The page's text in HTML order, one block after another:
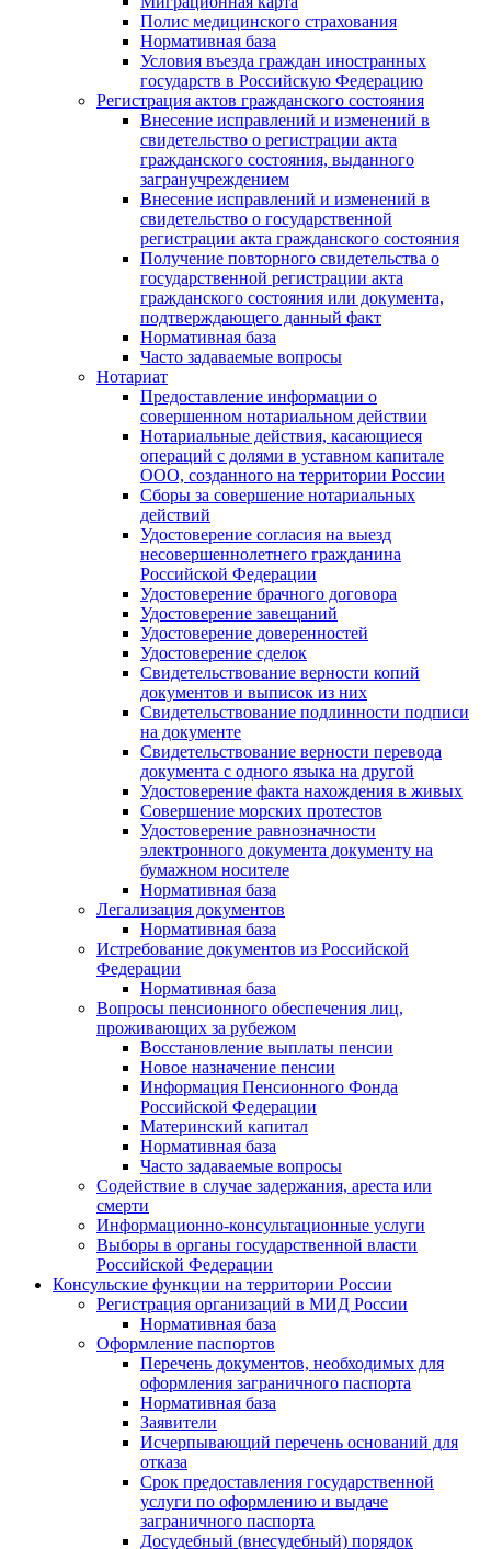
Полис медицинского страхования
Нормативная база
Условия въезда граждан иностранных
государств в Российскую Федерацию
Регистрация актов гражданского состояния
Внесение исправлений и изменений в
свидетельство о регистрации акта
гражданского состояния, выданного
загранучреждением
Внесение исправлений и изменений в
свидетельство о государственной
регистрации акта гражданского состояния
Получение повторного свидетельства о
государственной регистрации акта
гражданского состояния или документа,
подтверждающего данный факт
Нормативная база
Часто задаваемые вопросы
Нотариат
Предоставление информации о
совершенном нотариальном действии
Нотариальные действия, касающиеся
операций с долями в уставном капитале
ООО, созданного на территории России
Сборы за совершение нотариальных
действий
Удостоверение согласия на выезд
несовершеннолетнего гражданина
Российской Федерации
Удостоверение брачного договора
Удостоверение завещаний
Удостоверение доверенностей
Удостоверение сделок
Свидетельствование верности копий
документов и выписок из них
Свидетельствование подлинности подписи
на документе
Свидетельствование верности перевода
документа с одного языка на другой
Удостоверение факта нахождения в живых
Совершение морских протестов
Удостоверение равнозначности
электронного документа документу на
бумажном носителе
Нормативная база
Легализация документов
Нормативная база
Истребование документов из Российской
Федерации
Нормативная база
Вопросы пенсионного обеспечения лиц,
проживающих за рубежом
Восстановление выплаты пенсии
Новое назначение пенсии
Информация Пенсионного Фонда
Российской Федерации
Материнский капитал
Нормативная база
Часто задаваемые вопросы
Содействие в случае задержания, ареста или
смерти
Информационно-консультационные услуги
Выборы в органы государственной власти
Российской Федерации
Консульские функции на территории России
Регистрация организаций в МИД России
Нормативная база
Оформление паспортов
Перечень документов, необходимых для
оформления заграничного паспорта
Нормативная база
Заявители
Исчерпывающий перечень оснований для
отказа
Срок предоставления государственной
услуги по оформлению и выдаче
заграничного паспорта
Досудебный (внесудебный) порядок